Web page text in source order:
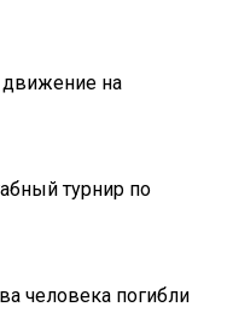
на
турнир по
человека погибли